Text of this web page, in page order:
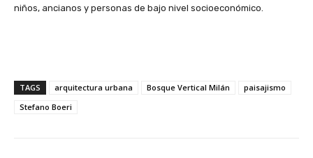
niños, ancianos y personas de bajo nivel socioeconómico.
TAGS arquitectura urbana Bosque Vertical Milán
paisajismo
Stefano Boeri